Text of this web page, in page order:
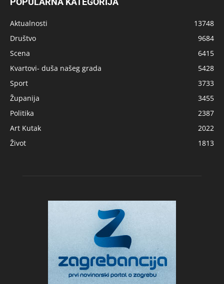
Aktualnosti
13748
Društvo
9684
Scena
6415
Kvartovi- duša našeg grada
5428
Sport
3733
Županija
3455
Politika
2387
Art Kutak
2022
Život
1813